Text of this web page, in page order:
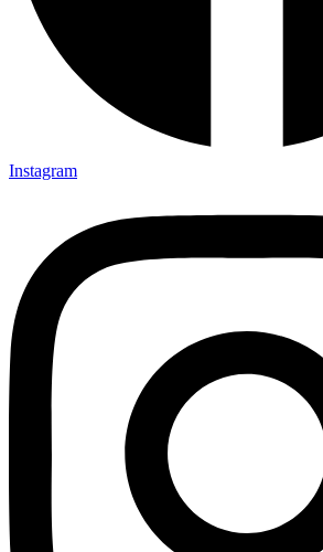
Instagram